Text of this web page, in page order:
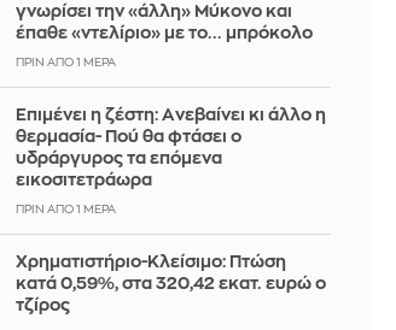
γνωρίσει την «άλλη» Μύκονο και
έπαθε «ντελίριο» με το... μπρόκολο
ΠΡΙΝ ΑΠΌ 1 ΜΈΡΑ
Επιμένει η ζέστη: Aνεβαίνει κι άλλο η
θερμασία- Πού θα φτάσει ο
υδράργυρος τα επόμενα
εικοσιτετράωρα
ΠΡΙΝ ΑΠΌ 1 ΜΈΡΑ
Χρηματιστήριο-Κλείσιμο: Πτώση
κατά 0,59%, στα 320,42 εκατ. ευρώ ο
τζίρος